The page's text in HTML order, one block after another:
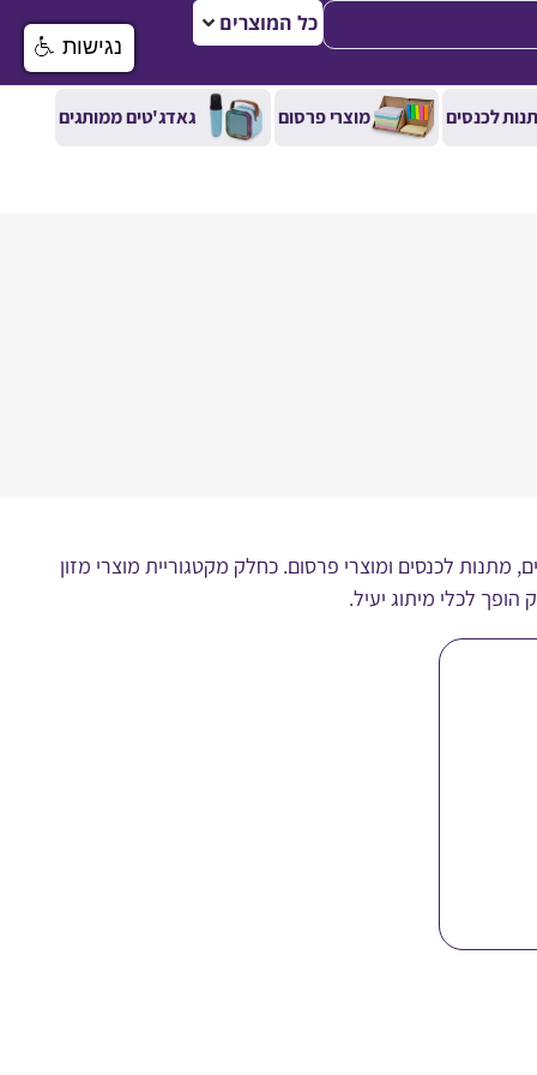
כל המוצרים
לכנסים מוצרי פרסום גאדג'טים ממותגים
לכנסים ומוצרי פרסום. כחלק מקטגוריית מוצרי מזון
לכלי מיתוג יעיל.
נגישות